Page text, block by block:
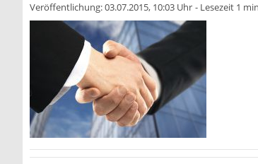
Veröffentlichung:03.07.2015, 10:03 Uhr - Lesezeit 1 min